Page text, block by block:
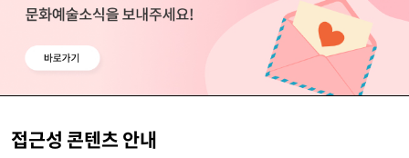
접근성 콘텐츠 안내